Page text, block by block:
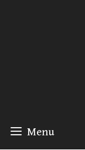
Menu